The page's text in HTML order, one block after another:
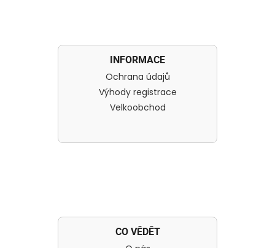
INFORMACE
Ochrana údajů
Výhody registrace
Velkoobchod
CO VĚDĚT